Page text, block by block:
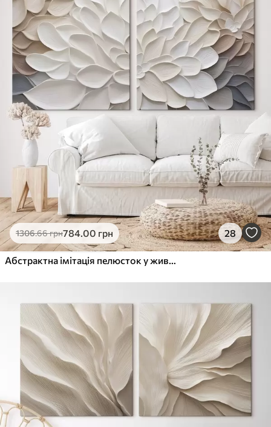
1306.66грн784.00 грн 28
Абстрактна імітація пелюсток у живописі